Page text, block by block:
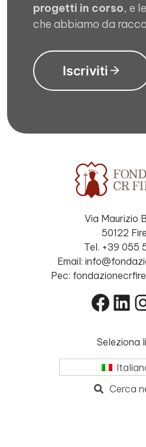
progetti in corso, e
che abbiamo da
Iscriviti
Via Maurizio
50122
Tel. +39 055
Email:
Pec:
Seleziona
Cerca